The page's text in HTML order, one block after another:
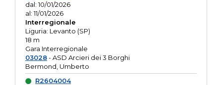
dal: 10/01/2026
al: 11/01/2026
Interregionale
Liguria: Levanto (SP)
18 m
Gara Interregionale
03028- ASD Arcieri dei 3 Borghi
Bermond, Umberto
R2604004